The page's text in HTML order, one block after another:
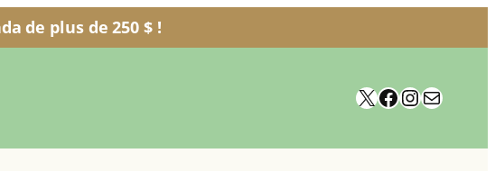
de plus de 250 $ !
X Facebook